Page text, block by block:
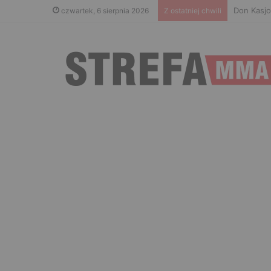
czwartek, 6 sierpnia 2026 Z ostatniej chwili Don